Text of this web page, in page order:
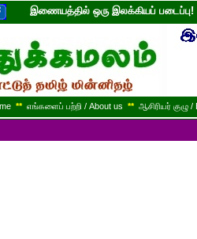
இணையத்தில் ஒரு இலக்கியப்
** எங்களைப் பற்றி / About us ** ஆசிரியர் குழு